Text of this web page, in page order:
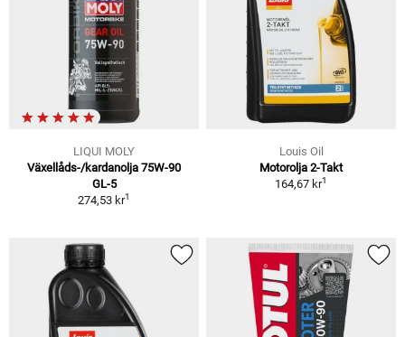
LIQUI MOLY
Växellåds-/kardanolja 75W-90
GL-5
274,53 kr1
Louis Oil
Motorolja 2-Takt
164,67 kr1